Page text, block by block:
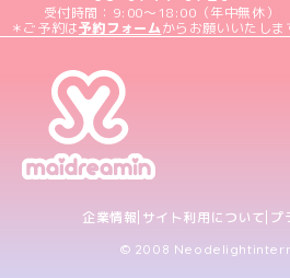
受付時間：9:00～18:00（年中無休）
＊ご予約は予約フォームからお願いいたしま
企業情報 サイト利用について プ
© 2008